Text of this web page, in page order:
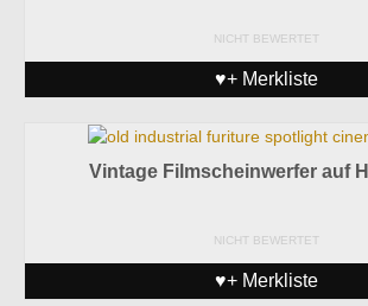
NICHT BEWERTET
♥+ Merkliste
Vintage Filmscheinwerfer auf
NICHT BEWERTET
♥+ Merkliste